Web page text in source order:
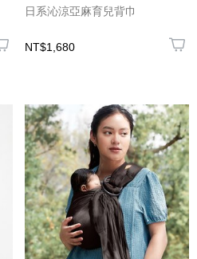
日系沁涼亞麻育兒背巾
NT$1,680